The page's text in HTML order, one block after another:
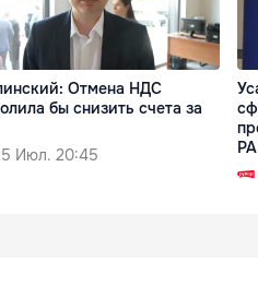
Отмена НДС
бы снизить счета за
Июл. 20:45